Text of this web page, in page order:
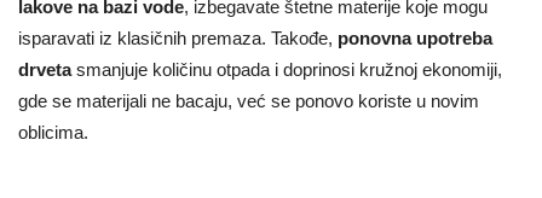
lakove na bazi vode, izbegavate štetne materije koje mogu
isparavati iz klasičnih premaza. Takođe, ponovna upotreba
drvetasmanjuje količinu otpada i doprinosi kružnoj ekonomiji,
gde se materijali ne bacaju, već se ponovo koriste u novim
oblicima.